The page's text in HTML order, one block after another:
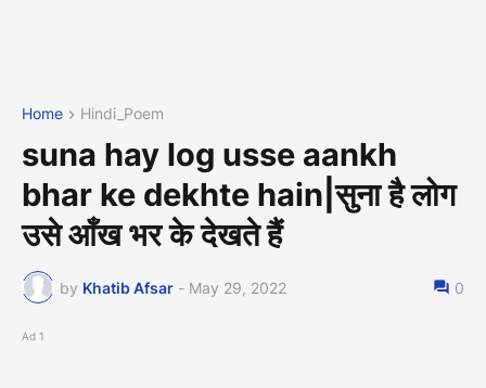
Home Hindi_Poem
suna hay log usse aankh
bhar ke dekhte hain|सुना है लोग
उसे आँख भर के देखते हैं
by Khatib Afsar - May 29, 2022 0
Ad 1